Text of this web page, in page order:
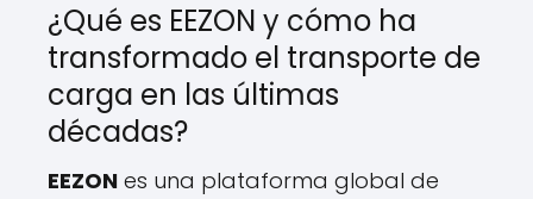
¿Qué es EEZON y cómo ha
transformado el transporte de
carga en las últimas
décadas?
EEZON es una plataforma global de